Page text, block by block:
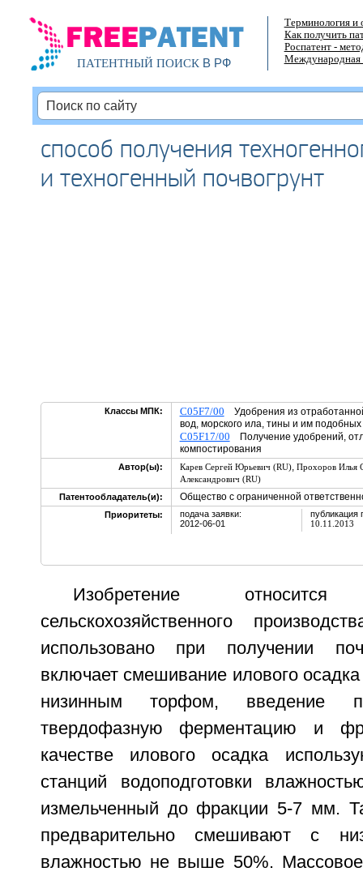
ПАТЕНТНЫЙ ПОИСКВ РФ
Терминология и
Как получить
Роспатент -
Международная
способ получения
и техногенный почвогрунт
Классы МПК: C05F7/00 Удобрения из
вод, морского ила, тины и им
C05F17/00 Получение удобрений,
компостирования
Автор(ы): Карев Сергей Юрьевич (RU), Прохоров Илья
Александрович (RU)
Патентообладатель(и):
Общество с ограниченной
Приоритеты:
подача заявки:
2012-06-01
публикация
10.11.2013
Изобретение
сельскохозяйственного
использовано при получении
включает смешивание илового
низинным торфом, введение
твердофазную ферментацию и
качестве илового осадка
станций водоподготовки
измельченный до фракции 5-7 мм.
предварительно смешивают с
влажностью не выше 50%.